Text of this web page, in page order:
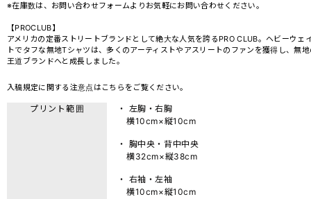
※在庫数は、お問い合わせフォームよりお気軽にお問い合わせください。
【PROCLUB】
アメリカの定番ストリートブランドとして絶大な人気を誇るPRO CLUB。ヘビーウェ
トでタフな無地Tシャツは、多くのアーティストやアスリートのファンを獲得し、無
王道ブランドへと成長しました。
入稿規定に関する注意点は こちら をご覧ください。
プリント範囲
・ 左胸・右胸
横10cm×縦10cm
・ 胸中央・背中中央
横32cm×縦38cm
・ 右袖・左袖
横10cm×縦10cm